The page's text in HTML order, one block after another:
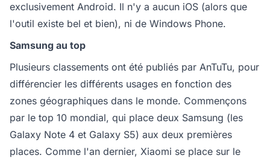
exclusivement Android. Il n'y a aucun iOS (alors que
l'outil existe bel et bien), ni de Windows Phone.
Samsung au top
Plusieurs classements ont été publiés par AnTuTu, pour
différencier les différents usages en fonction des
zones géographiques dans le monde. Commençons
par le top 10 mondial, qui place deux Samsung (les
Galaxy Note 4 et Galaxy S5) aux deux premières
places. Comme l'an dernier, Xiaomi se place sur le